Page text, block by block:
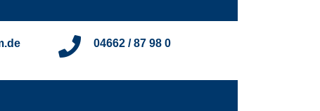
04662 / 87 98 0